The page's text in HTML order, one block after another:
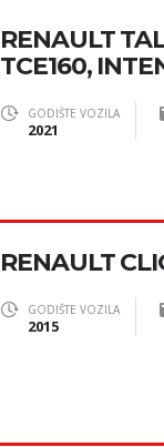
RENAULT
TCE160,
GODIŠTE VOZILA
2021
RENAULT
GODIŠTE VOZILA
2015